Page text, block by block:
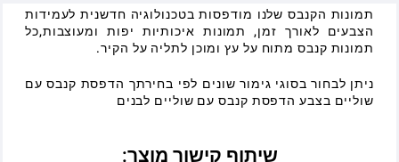
תמונות הקנבס שלנו מודפסות בטכנולוגיה חדשנית לעמידות
הצבעים לאורך זמן, תמונות איכותיות יפות ומעוצבות,כל
תמונות קנבס מתוח על עץ ומוכן לתליה על הקיר.
ניתן לבחור בסוגי גימור שונים לפי בחירתך הדפסת קנבס עם
שוליים בצבע הדפסת קנבס עם שוליים לבנים
שיתוף קישור מוצר: